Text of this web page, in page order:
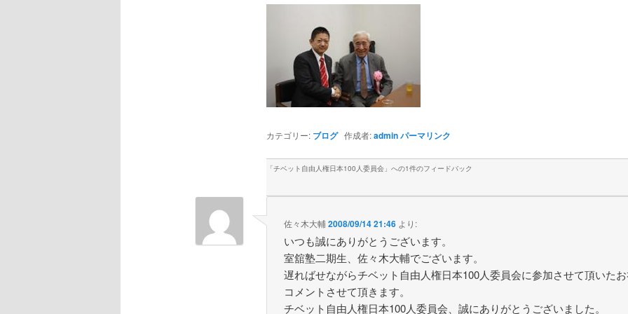
カテゴリー: ブログ作成者:adminパーマリンク
「チベット自由人権日本100人委員会」への1件のフィードバック
佐々木大輔2008/09/14 21:46 より:
いつも誠にありがとうございます。
室舘塾二期生、佐々木大輔でございます。
遅ればせながらチベット自由人権日本100人委員会に参加させて頂いた
コメントさせて頂きます。
チベット自由人権日本100人委員会、誠にありがとうございました。